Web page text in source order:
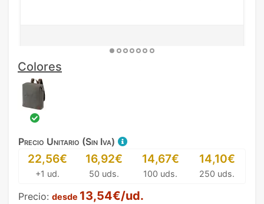
Colores
Precio Unitario (Sin Iva)
22,56€
+1 ud.
16,92€
50 uds.
14,67€
100 uds.
14,10€
250 uds.
Precio: desde 13,54€/ud.